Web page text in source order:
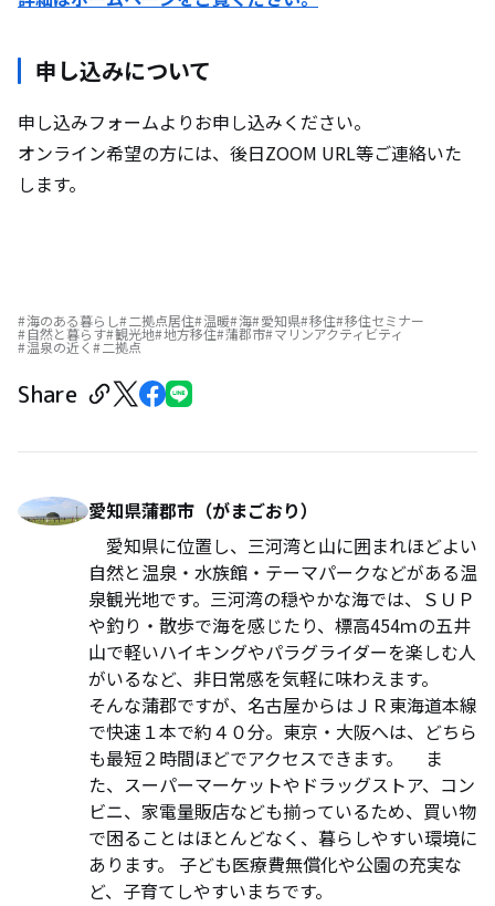
申し込みについて
申し込みフォームよりお申し込みください。
オンライン希望の方には、後日ZOOM URL等ご連絡いた
します。
海のある暮らし 二拠点居住 温暖 海 愛知県 移住 移住セミナー
自然と暮らす 観光地 地方移住 蒲郡市 マリンアクティビティ
温泉の近く 二拠点
Share
愛知県蒲郡市（がまごおり）
愛知県に位置し、三河湾と山に囲まれほどよい
自然と温泉・水族館・テーマパークなどがある温
泉観光地です。三河湾の穏やかな海では、ＳＵＰ
や釣り・散歩で海を感じたり、標高454ｍの五井
山で軽いハイキングやパラグライダーを楽しむ人
がいるなど、非日常感を気軽に味わえます。
そんな蒲郡ですが、名古屋からはＪＲ東海道本線
で快速１本で約４０分。東京・大阪へは、どちら
も最短２時間ほどでアクセスできます。 ま
た、スーパーマーケットやドラッグストア、コン
ビニ、家電量販店なども揃っているため、買い物
で困ることはほとんどなく、暮らしやすい環境に
あります。 子ども医療費無償化や公園の充実な
ど、子育てしやすいまちです。